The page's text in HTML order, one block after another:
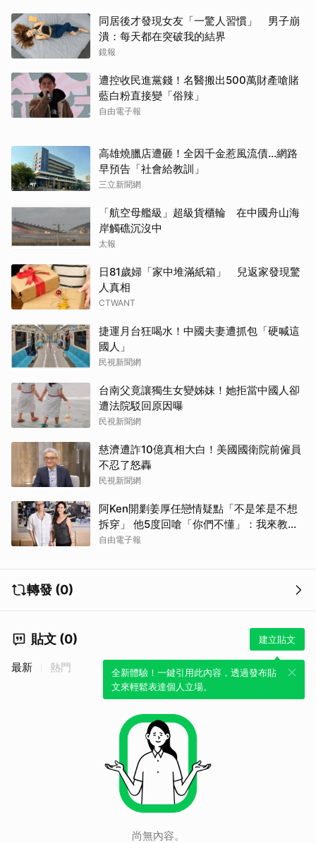
同居後才發現女友「一驚人習慣」 男子崩
潰：每天都在突破我的結界
鏡報
遭控收民進黨錢！名醫搬出500萬財產嗆賭
藍白粉直接變「俗辣」
自由電子報
高雄燒臘店遭砸！全因千金惹風流債…網路
早預告「社會給教訓」
三立新聞網
「航空母艦級」超級貨櫃輪 在中國舟山海
岸觸礁沉沒中
太報
日81歲婦「家中堆滿紙箱」 兒返家發現驚
人真相
CTWANT
捷運月台狂喝水！中國夫妻遭抓包「硬喊這
國人」
民視新聞網
台南父竟讓獨生女變姊妹！她拒當中國人卻
遭法院駁回原因曝
民視新聞網
慈濟遭詐10億真相大白！美國國衛院前僱員
不忍了怒轟
民視新聞網
阿Ken開剿姜厚任戀情疑點「不是笨是不想
拆穿」 他5度回嗆「你們不懂」：我來教育
你們
自由電子報
轉發 (0)
貼文 (0) 建立貼文
全新體驗！一鍵引用此內容，透過發布貼
文來輕鬆表達個人立場。
最新 熱門
尚無內容。